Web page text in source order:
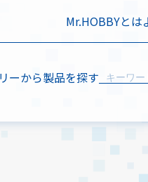
Mr.HOBBYとは
ーから製品を探す